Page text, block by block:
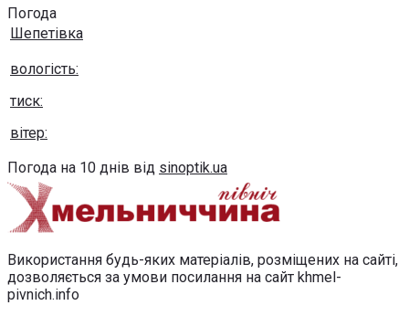
Погода
Шепетівка
вологість:
тиск:
вітер:
Погода на 10 днів від sinoptik.ua
Використання будь-яких матеріалів, розміщених на сайті,
дозволяється за умови посилання на сайт khmel-
pivnich.info